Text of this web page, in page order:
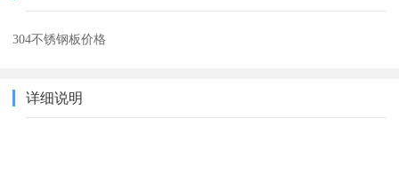
304不锈钢板价格
详细说明